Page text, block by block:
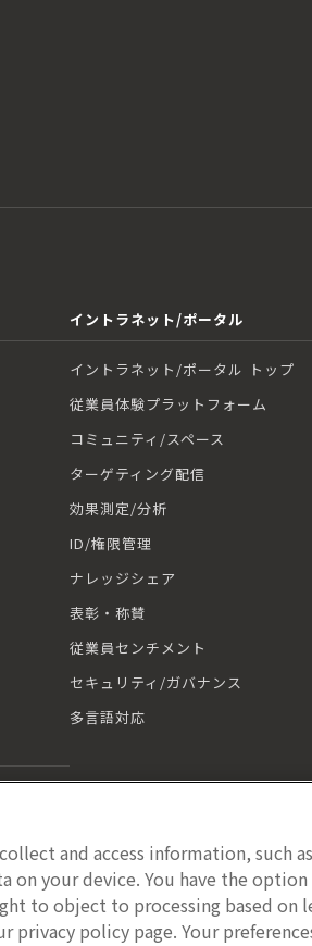
イントラネット/ポータル
イントラネット/ポータル トップ
従業員体験プラットフォーム
コミュニティ/スペース
ターゲティング配信
効果測定/分析
ID/権限管理
ナレッジシェア
表彰・称賛
従業員センチメント
セキュリティ/ガバナンス
多言語対応
and access information, such
on your device. You have the
to object to processing based
privacy policy page. Your